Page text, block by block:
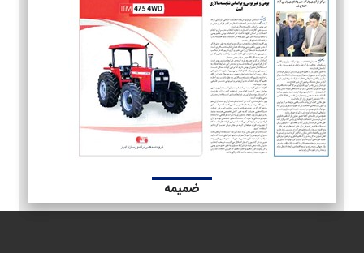
ضمیمه